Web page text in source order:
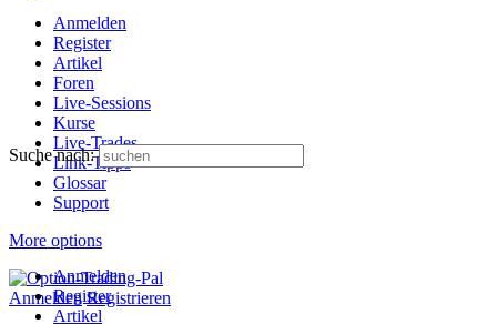
Anmelden
Register
Artikel
Foren
Live-Sessions
Kurse
Live-Trades
Link-Tipps
Glossar
Support
More options
Anmelden Registrieren
Suche nach:
Anmelden
Register
Artikel